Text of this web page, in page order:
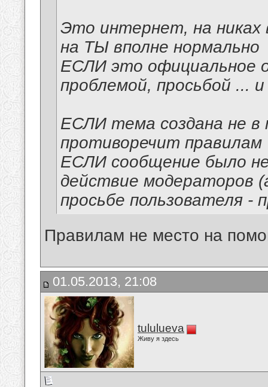
Это интернет, на никах
на ТЫ вполне нормально
ЕСЛИ это официальное
проблемой, просьбой ...
ЕСЛИ тема создана не в
противоречит правилам
ЕСЛИ сообщение было
действие модераторов
просьбе пользователя -
Правилам не место на
01.05.2013, 21:08
tululueva
Живу я здесь